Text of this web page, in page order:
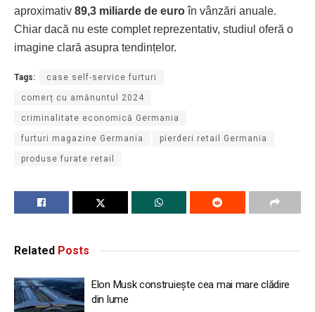
aproximativ 89,3 miliarde de euroîn vânzări anuale.
Chiar dacă nu este complet reprezentativ, studiul oferă o
imagine clară asupra tendințelor.
Tags: case self-service furturi
comerț cu amănuntul 2024
criminalitate economică Germania
furturi magazine Germania pierderi retail Germania
produse furate retail
Related Posts
Elon Musk construiește cea mai mare clădire
din lume